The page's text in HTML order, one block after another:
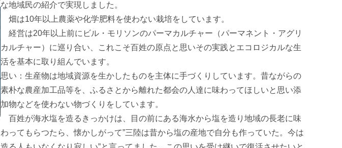
な地域民の紹介で実現しました。
畑は10年以上農薬や化学肥料を使わない栽培をしています。
経営は20年以上前にビル・モリソンのパーマカルチャー（パーマネント・アグリ
カルチャー）に巡り合い、これこそ百姓の原点と思いその実践とエコロジカルな生
活を基本に取り組んでいます。
思い：生産物は地域資源を生かしたものを主体に手づくりしています。昔ながらの
素朴な農産加工品等を、ふるさとから離れた都会の人達に味わってほしいと思い添
加物などを使わない物づくりをしています。
百姓が海水塩を造るきっかけは、目の前にある海水から塩を造り地域の長老に味
わってもらつたら、懐かしがって”三陸は昔から塩の産地で自分も作っていた。今は